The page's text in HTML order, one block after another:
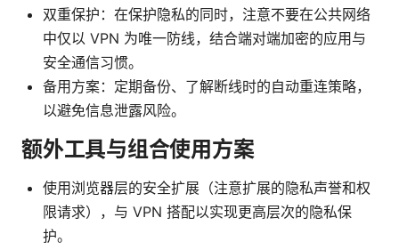
双重保护：在保护隐私的同时，注意不要在公共网络
中仅以 VPN 为唯一防线，结合端对端加密的应用与
安全通信习惯。
备用方案：定期备份、了解断线时的自动重连策略，
以避免信息泄露风险。
额外工具与组合使用方案
使用浏览器层的安全扩展（注意扩展的隐私声誉和权
限请求），与 VPN 搭配以实现更高层次的隐私保
护。